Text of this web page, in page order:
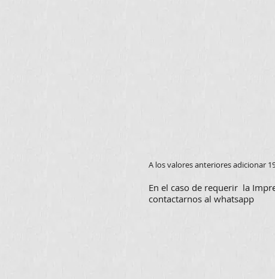
A los valores anteriores adicionar
En el caso de requerir la
contactarnos al whatsapp